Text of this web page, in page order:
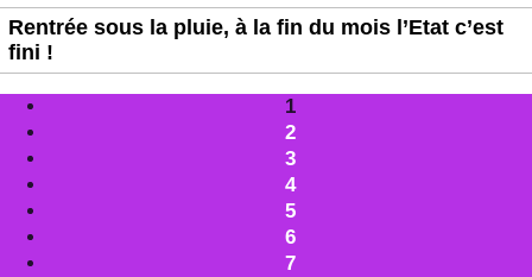
Rentrée sous la pluie, à la fin du mois l’Etat c’est
fini !
1
2
3
4
5
6
7